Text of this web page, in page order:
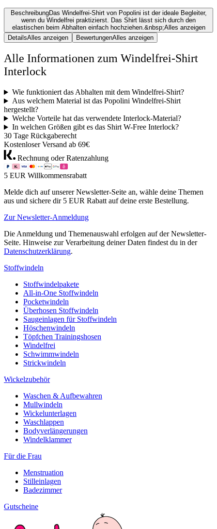
BeschreibungDas Windelfrei-Shirt von Popolini ist der ideale Begleiter,
wenn du Windelfrei praktizierst. Das Shirt lässt sich durch den
elastischen beim Abhalten einfach hochziehen.&nbsp;Alles anzeigen
DetailsAlles anzeigen BewertungenAlles anzeigen
Alle Informationen zum Windelfrei-Shirt
Interlock
Wie funktioniert das Abhalten mit dem Windelfrei-Shirt?
Aus welchem Material ist das Popolini Windelfrei-Shirt
hergestellt?
Welche Vorteile hat das verwendete Interlock-Material?
In welchen Größen gibt es das Shirt W-Free Interlock?
30 Tage Rückgaberecht
Kostenloser Versand ab 69€
Rechnung oder Ratenzahlung
5 EUR Willkommensrabatt
Melde dich auf unserer Newsletter-Seite an, wähle deine Themen
aus und sichere dir 5 EUR Rabatt auf deine erste Bestellung.
Zur Newsletter-Anmeldung
Die Anmeldung und Themenauswahl erfolgen auf der Newsletter-
Seite. Hinweise zur Verarbeitung deiner Daten findest du in der
Datenschutzerklärung.
Stoffwindeln
Stoffwindelpakete
All-in-One Stoffwindeln
Pocketwindeln
Überhosen Stoffwindeln
Saugeinlagen für Stoffwindeln
Höschenwindeln
Töpfchen Trainingshosen
Windelfrei
Schwimmwindeln
Strickwindeln
Wickelzubehör
Waschen & Aufbewahren
Mullwindeln
Wickelunterlagen
Waschlappen
Bodyverlängerungen
Windelklammer
Für die Frau
Menstruation
Stilleinlagen
Badezimmer
Gutscheine